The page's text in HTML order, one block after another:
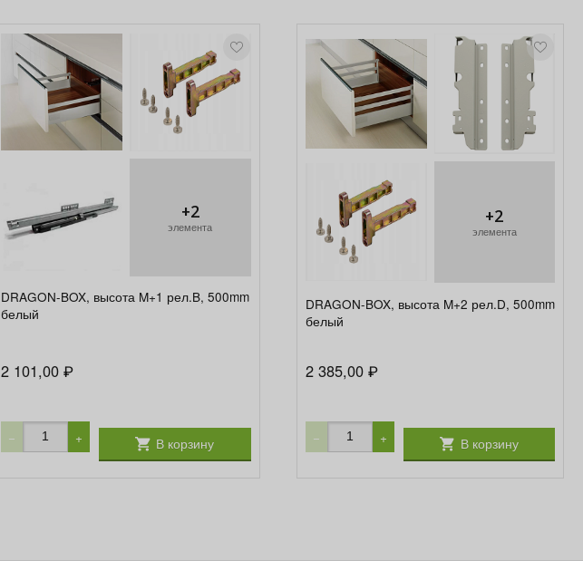
+2
элемента
DRAGON-BOX, высота M+1 рел.B, 500mm
белый
2 101,00₽
− + В корзину
+2
элемента
DRAGON-BOX, высота M+2 рел.D, 500mm
белый
2 385,00 ₽
− + В корзину